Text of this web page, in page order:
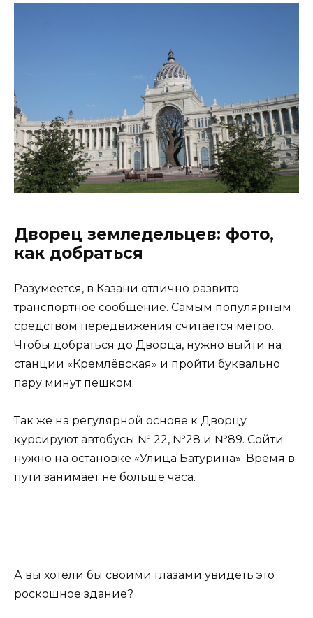
Дворец земледельцев: фото,
как добраться
Разумеется, в Казани отлично развито
транспортное сообщение. Самым популярным
средством передвижения считается метро.
Чтобы добраться до Дворца, нужно выйти на
станции «Кремлёвская» и пройти буквально
пару минут пешком.
Так же на регулярной основе к Дворцу
курсируют автобусы № 22, №28 и №89. Сойти
нужно на остановке «Улица Батурина». Время в
пути занимает не больше часа.
А вы хотели бы своими глазами увидеть это
роскошное здание?